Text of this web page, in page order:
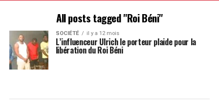
All posts tagged "Roi Béni"
SOCIÉTÉ il y a 12 mois
L’influenceur Ulrich le porteur plaide pour la
libération du Roi Béni